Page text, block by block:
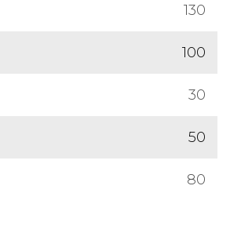
130
100
30
50
80